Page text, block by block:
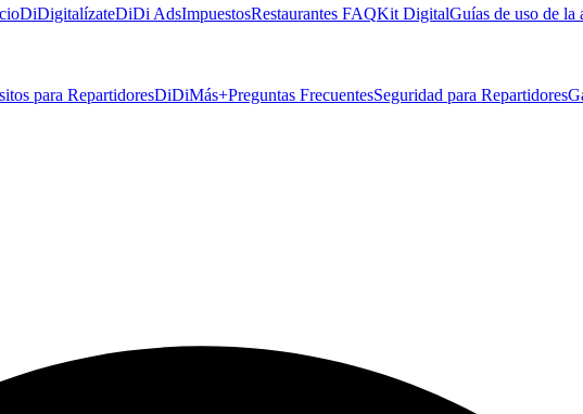
DiDigitalízateDiDi AdsImpuestosRestaurantes FAQKit DigitalGuías de uso de la
para RepartidoresDiDiMás+Preguntas FrecuentesSeguridad para Repartidores